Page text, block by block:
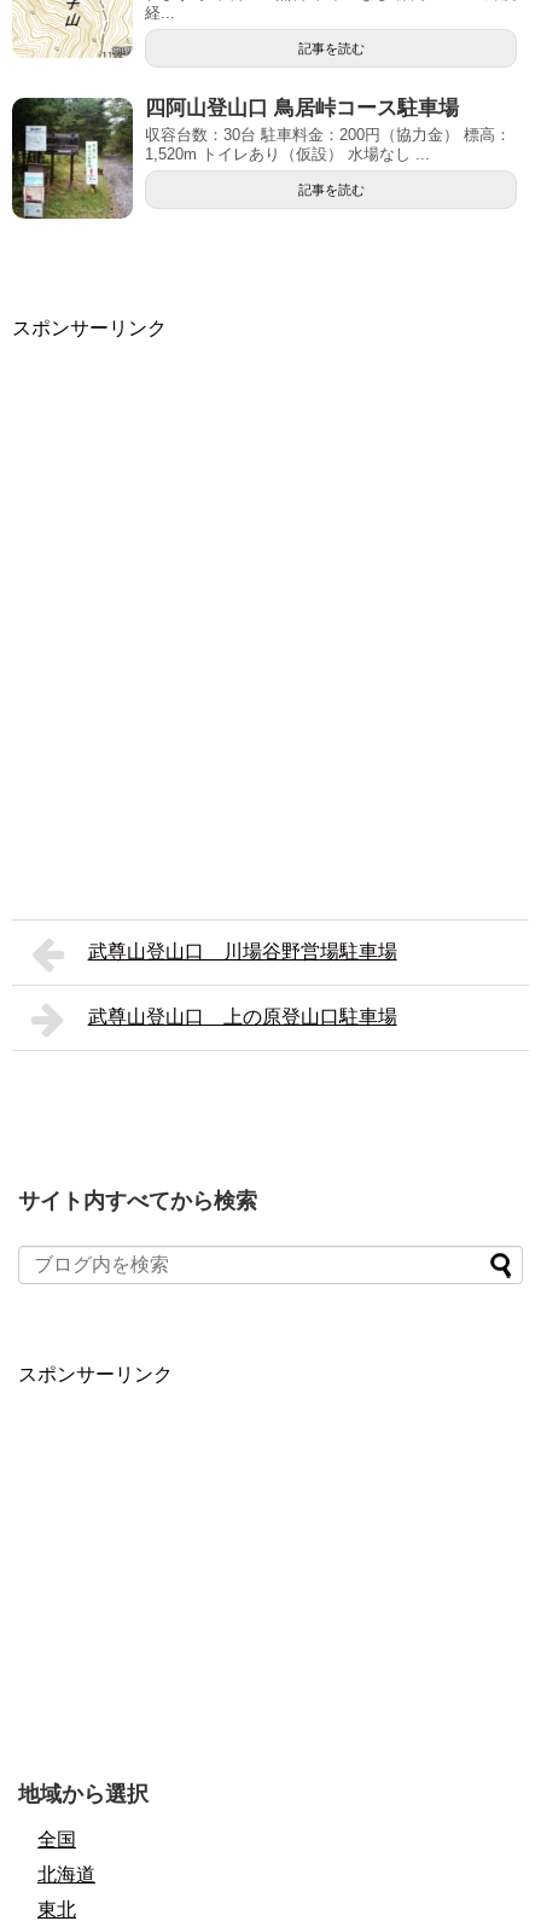
経...
記事を読む
四阿山登山口 鳥居峠コース駐車場
収容台数：30台 駐車料金：200円（協力金） 標高：
1,520m トイレあり（仮設） 水場なし ...
記事を読む
スポンサーリンク
武尊山登山口 川場谷野営場駐車場
武尊山登山口 上の原登山口駐車場
サイト内すべてから検索
スポンサーリンク
地域から選択
全国
北海道
東北